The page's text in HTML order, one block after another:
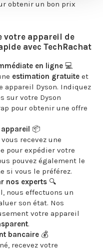
obtenir un bon prix
votre appareil de
avec TechRachat
en ligne 💻
estimation gratuite et
appareil Dyson. Indiquez
sur votre Dyson
pour obtenir une offre
📦
recevez une
pour expédier votre
pouvez également le
si vous le préférez.
nos experts 🔍
nous effectuons un
son état. Nos
votre appareil
.
bancaire 💰
recevez votre